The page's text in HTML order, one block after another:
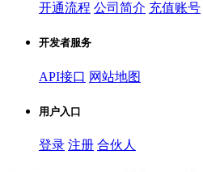
开通流程 公司简介 充值账号
开发者服务
API接口 网站地图
用户入口
登录 注册 合伙人